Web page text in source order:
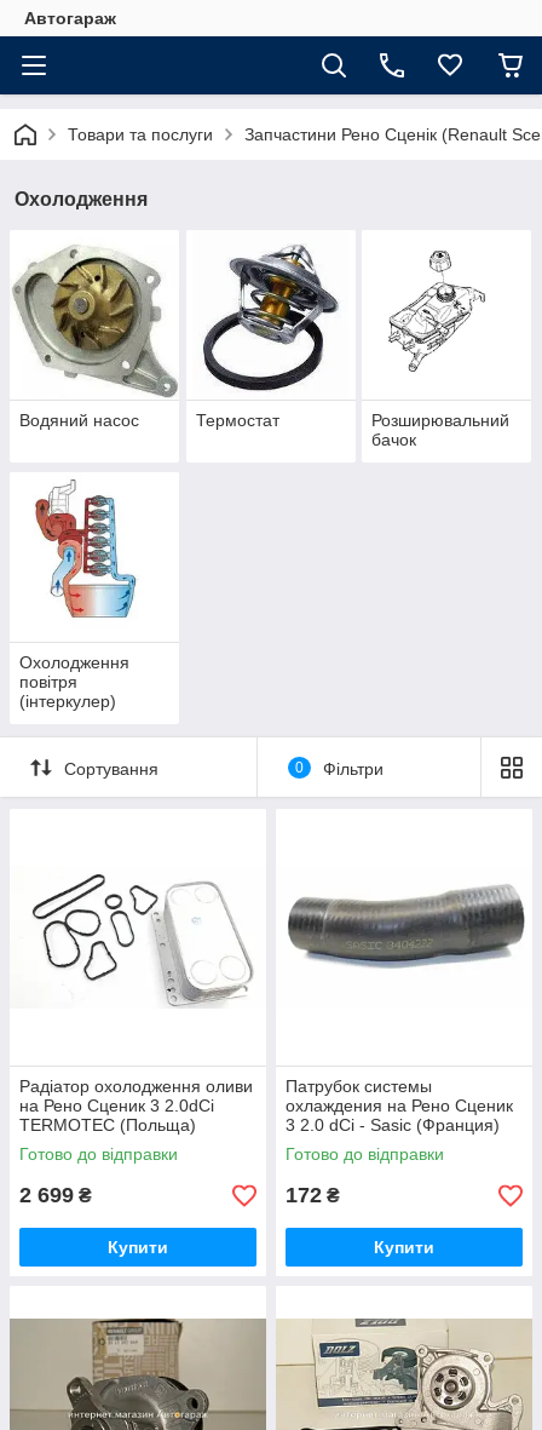
Автогараж
Товари та послуги Запчастини Рено Сценік (Renault
Охолодження
Водяний насос Термостат
Розширювальний
бачок
Охолодження
повітря
(інтеркулер)
Сортування 0 Фільтри
Радіатор охолодження оливи
на Рено Сценик 3 2.0dCi
TERMOTEC (Польща)
D4R008TT
Готово до відправки
2 699 ₴
Купити
Патрубок системы
охлаждения на Рено Сценик
3 2.0 dCi - Sasic (Франция)
3404222
Готово до відправки
172 ₴
Купити